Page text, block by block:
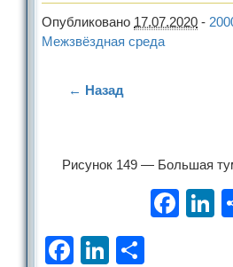
Опубликовано 17.07.2020 -
Межзвёздная среда
← Назад
Рисунок 149 — Большая
Facebook
LinkedIn